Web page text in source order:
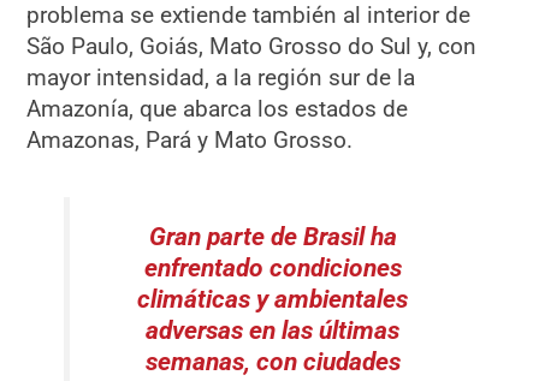
problema se extiende también al interior de
São Paulo, Goiás, Mato Grosso do Sul y, con
mayor intensidad, a la región sur de la
Amazonía, que abarca los estados de
Amazonas, Pará y Mato Grosso.
Gran parte de Brasil ha
enfrentado condiciones
climáticas y ambientales
adversas en las últimas
semanas, con ciudades